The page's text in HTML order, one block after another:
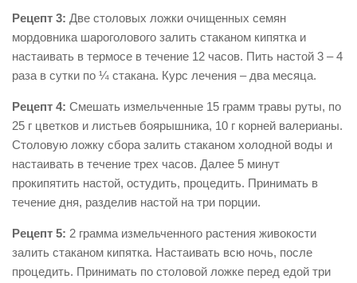
Рецепт 3: Две столовых ложки очищенных семян
мордовника шароголового залить стаканом кипятка и
настаивать в термосе в течение 12 часов. Пить настой 3 – 4
раза в сутки по ¼ стакана. Курс лечения – два месяца.
Рецепт 4: Смешать измельченные 15 грамм травы руты, по
25 г цветков и листьев боярышника, 10 г корней валерианы.
Столовую ложку сбора залить стаканом холодной воды и
настаивать в течение трех часов. Далее 5 минут
прокипятить настой, остудить, процедить. Принимать в
течение дня, разделив настой на три порции.
Рецепт 5: 2 грамма измельченного растения живокости
залить стаканом кипятка. Настаивать всю ночь, после
процедить. Принимать по столовой ложке перед едой три